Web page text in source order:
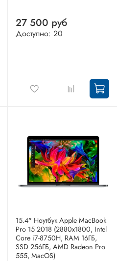
27 500 руб
Доступно: 20
15.4" Ноутбук Apple MacBook
Pro 15 2018 (2880x1800, Intel
Core i7-8750H, RAM 16ГБ,
SSD 256ГБ, AMD Radeon Pro
555, MacOS)